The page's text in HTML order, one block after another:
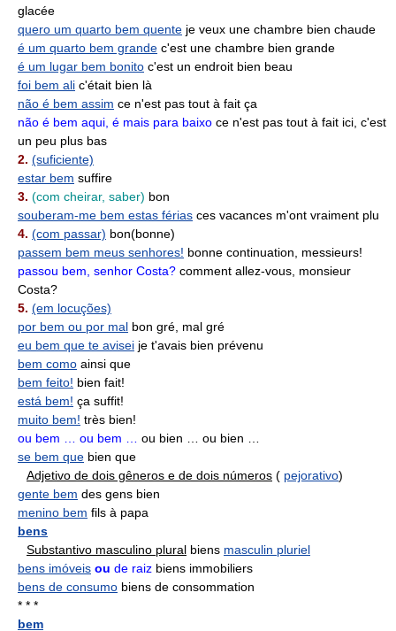
glacée
quero um quarto bem quente je veux une chambre bien chaude
é um quarto bem grande c'est une chambre bien grande
é um lugar bem bonito c'est un endroit bien beau
foi bem ali c'était bien là
não é bem assim ce n'est pas tout à fait ça
não é bem aqui, é mais para baixo ce n'est pas tout à fait ici, c'est
un peu plus bas
2. (suficiente)
estar bem suffire
3. (com cheirar, saber) bon
souberam-me bem estas férias ces vacances m'ont vraiment plu
4. (com passar) bon(bonne)
passem bem meus senhores! bonne continuation, messieurs!
passou bem, senhor Costa? comment allez-vous, monsieur
Costa?
5. (em locuções)
por bem ou por mal bon gré, mal gré
eu bem que te avisei je t'avais bien prévenu
bem como ainsi que
bem feito! bien fait!
está bem! ça suffit!
muito bem! très bien!
ou bem … ou bem …
ou bien … ou bien …
se bem que bien que
Adjetivo de dois gêneros e de dois números ( pejorativo)
gente bem des gens bien
menino bem fils à papa
bens
Substantivo masculino plural biens masculin pluriel
bens imóveis ou de raiz biens immobiliers
bens de consumo biens de consommation
* * *
bem